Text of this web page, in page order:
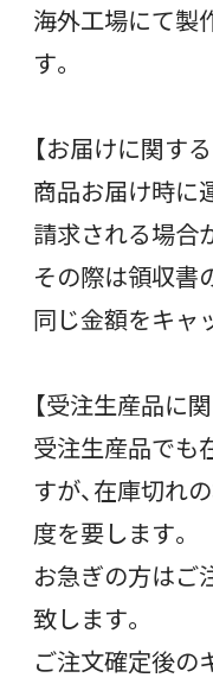
海外工場にて製
す。
【お届けに関す
商品お届け時に
請求される場合
その際は領収書
同じ金額をキャ
【受注生産品に
受注生産品でも
すが、在庫切れ
度を要します。
お急ぎの方はご
致します。
ご注文確定後の